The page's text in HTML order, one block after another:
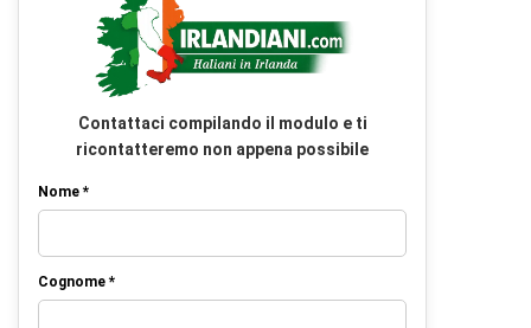
Contattaci compilando il modulo e ti
ricontatteremo non appena possibile
Nome *
Cognome *